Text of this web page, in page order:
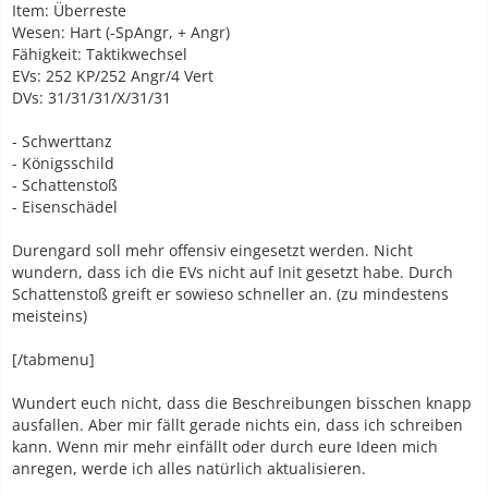
Item: Überreste
Wesen: Hart (-SpAngr, + Angr)
Fähigkeit: Taktikwechsel
EVs: 252 KP/252 Angr/4 Vert
DVs: 31/31/31/X/31/31
- Schwerttanz
- Königsschild
- Schattenstoß
- Eisenschädel
Durengard soll mehr offensiv eingesetzt werden. Nicht
wundern, dass ich die EVs nicht auf Init gesetzt habe. Durch
Schattenstoß greift er sowieso schneller an. (zu mindestens
meisteins)
[/tabmenu]
Wundert euch nicht, dass die Beschreibungen bisschen knapp
ausfallen. Aber mir fällt gerade nichts ein, dass ich schreiben
kann. Wenn mir mehr einfällt oder durch eure Ideen mich
anregen, werde ich alles natürlich aktualisieren.